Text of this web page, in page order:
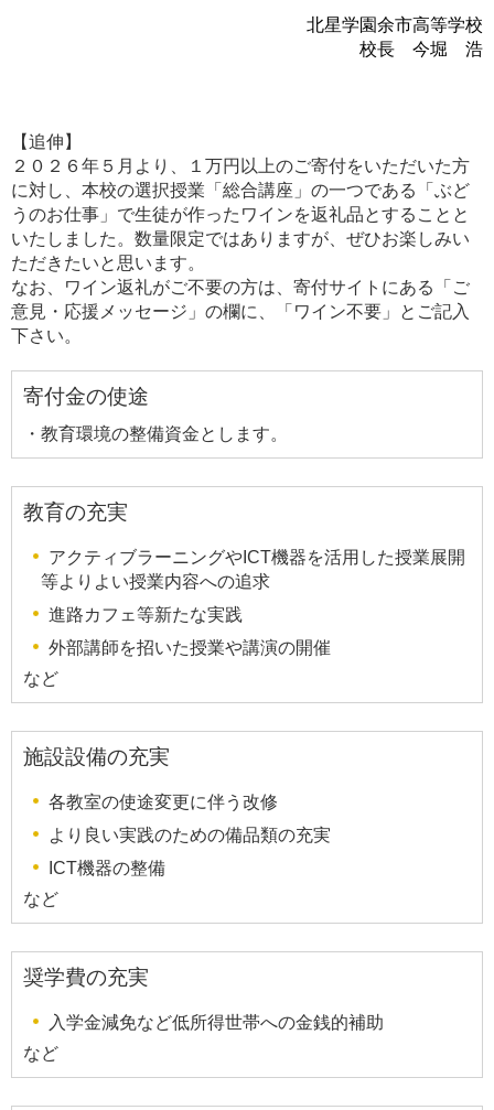
北星学園余市高等学校
校長 今堀 浩
【追伸】
２０２６年５月より、１万円以上のご寄付をいただいた方
に対し、本校の選択授業「総合講座」の一つである「ぶど
うのお仕事」で生徒が作ったワインを返礼品とすることと
いたしました。数量限定ではありますが、ぜひお楽しみい
ただきたいと思います。
なお、ワイン返礼がご不要の方は、寄付サイトにある「ご
意見・応援メッセージ」の欄に、「ワイン不要」とご記入
下さい。
寄付金の使途
・教育環境の整備資金とします。
教育の充実
アクティブラーニングやICT機器を活用した授業展開
等よりよい授業内容への追求
進路カフェ等新たな実践
外部講師を招いた授業や講演の開催
など
施設設備の充実
各教室の使途変更に伴う改修
より良い実践のための備品類の充実
ICT機器の整備
など
奨学費の充実
入学金減免など低所得世帯への金銭的補助
など